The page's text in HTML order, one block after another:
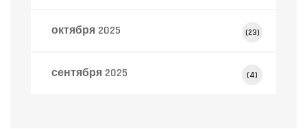
октября 2025 (23)
сентября 2025 (4)